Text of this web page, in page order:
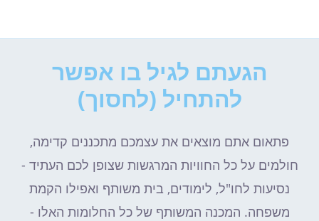
הגעתם לגיל בו אפשר
להתחיל (לחסוך)
פתאום אתם מוצאים את עצמכם מתכננים קדימה,
חולמים על כל החוויות המרגשות שצופן לכם העתיד -
נסיעות לחו"ל, לימודים, בית משותף ואפילו הקמת
משפחה. המכנה המשותף של כל החלומות האלו -